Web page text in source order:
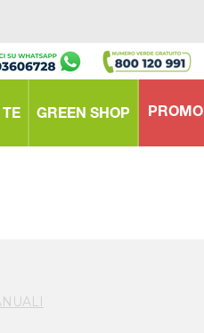
TE GREEN SHOP PROMO